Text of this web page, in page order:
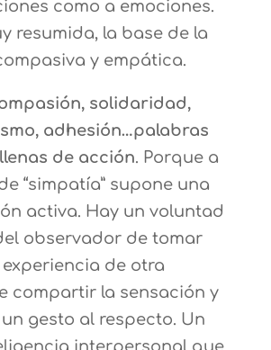
como a emociones.
resumida, la base de la
y empática.
solidaridad,
adhesión…palabras
de acción. Porque a
“simpatía” supone una
activa. Hay un voluntad
observador de tomar
de otra
compartir la sensación y
gesto al respecto. Un
interpersonal que